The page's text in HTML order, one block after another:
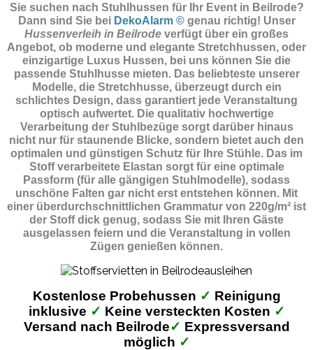
Sie suchen nach Stuhlhussen für Ihr Event in Beilrode?
Dann sind Sie bei DekoAlarm © genau richtig! Unser
Hussenverleih in Beilrode verfügt über ein großes
Angebot, ob moderne und elegante Stretchhussen, oder
einzigartige Luxus Hussen, bei uns können Sie die
passende Stuhlhusse mieten. Das beliebteste unserer
Modelle, die Stretchhusse, überzeugt durch ein
schlichtes Design, dass garantiert jede Veranstaltung
optisch aufwertet. Die qualitativ hochwertige
Verarbeitung der Stuhlbezüge sorgt darüber hinaus
nicht nur für staunende Blicke, sondern bietet auch den
optimalen und günstigen Schutz für Ihre Stühle. Das im
Stoff verarbeitete Elastan sorgt für eine optimale
Passform (für alle gängigen Stuhlmodelle), sodass
unschöne Falten gar nicht erst entstehen können. Mit
einer überdurchschnittlichen Grammatur von 220g/m² ist
der Stoff dick genug, sodass Sie mit Ihren Gäste
ausgelassen feiern und die Veranstaltung in vollen
Zügen genießen können.
Kostenlose Probehussen ✓ Reinigung
inklusive ✓ Keine versteckten Kosten ✓
Versand nach Beilrode✓ Expressversand
möglich ✓